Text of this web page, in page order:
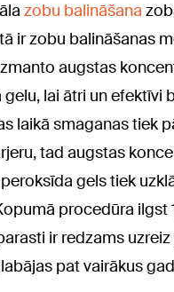
zobu balināšana
ir zobu balināšanas
augstas
lai ātri un efektīvi
laikā smaganas tiek
tad augstas
gels tiek
procedūra ilgst
ir redzams
pat vairākus